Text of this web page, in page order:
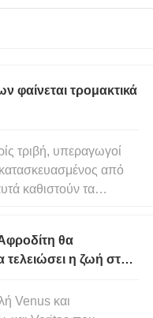
φαίνεται τρομακτικά
τριβή, υπεραγωγοί
από
καθιστούν τα
θα
η ζωή στη
Venus και